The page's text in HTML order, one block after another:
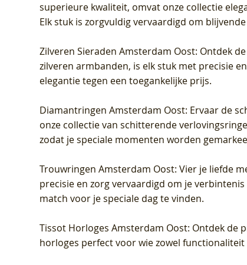
superieure kwaliteit, omvat onze collectie
Elk stuk is zorgvuldig vervaardigd om
Zilveren Sieraden Amsterdam Oost: Ontdek
zilveren armbanden, is elk stuk met precisie
elegantie tegen een toegankelijke prijs.
Diamantringen Amsterdam Oost: Ervaar de
onze collectie van schitterende
zodat je speciale momenten worden
Trouwringen Amsterdam Oost: Vier je liefde
precisie en zorg vervaardigd om je
match voor je speciale dag te vinden.
Tissot Horloges Amsterdam Oost: Ontdek de
horloges perfect voor wie zowel